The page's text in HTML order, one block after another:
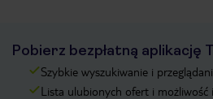
Pobierz bezpłatną aplikację
Szybkie wyszukiwanie i
Lista ulubionych ofert i możliwość